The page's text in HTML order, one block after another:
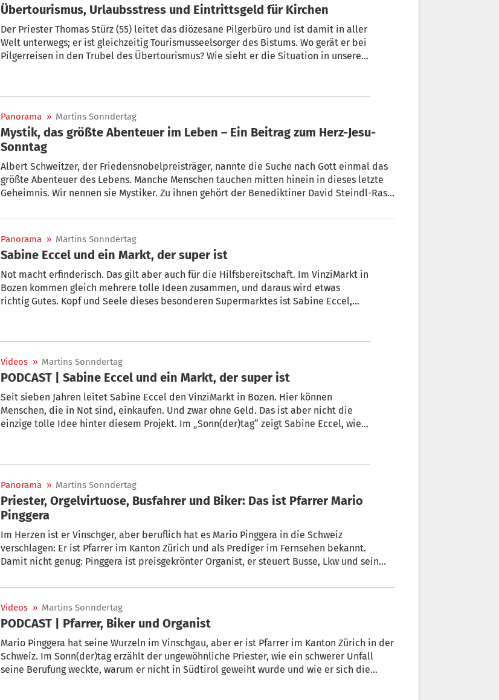
Übertourismus, Urlaubsstress und Eintrittsgeld für Kirchen
Der Priester Thomas Stürz (55) leitet das diözesane Pilgerbüro und ist damit in aller
Welt unterwegs; er ist gleichzeitig Tourismusseelsorger des Bistums. Wo gerät er bei
Pilgerreisen in den Trubel des Übertourismus? Wie sieht er die Situation in unserem
Kirchen hält – etwa von zwölf Euro für den Kölner Dom.
Panorama » Martins Sonndertag
Mystik, das größte Abenteuer im Leben – Ein Beitrag zum Herz-Jesu-
Sonntag
Albert Schweitzer, der Friedensnobelpreisträger, nannte die Suche nach Gott einmal das
größte Abenteuer des Lebens. Manche Menschen tauchen mitten hinein in dieses letzte
Geheimnis. Wir nennen sie Mystiker. Zu ihnen gehört der Benediktiner David Steindl-Rast.
seinem neuesten Werk. Darin zeigt der Mönch die Pfade zur göttlichen Welt. Er schildert
Rituale für jeden Tag und beweist: Jeder von uns besitzt das Zeug zum Mystiker.
Panorama » Martins Sonndertag
Sabine Eccel und ein Markt, der super ist
Not macht erfinderisch. Das gilt aber auch für die Hilfsbereitschaft. Im VinziMarkt in
Bozen kommen gleich mehrere tolle Ideen zusammen, und daraus wird etwas
richtig Gutes. Kopf und Seele dieses besonderen Supermarktes ist Sabine Eccel,
sieben Jahren noch viel Freude an diesem Ehrenamt hat.
Videos » Martins Sonndertag
PODCAST | Sabine Eccel und ein Markt, der super ist
Seit sieben Jahren leitet Sabine Eccel den VinziMarkt in Bozen. Hier können
Menschen, die in Not sind, einkaufen. Und zwar ohne Geld. Das ist aber nicht die
einzige tolle Idee hinter diesem Projekt. Im „Sonn(der)tag“ zeigt Sabine Eccel, wie
Panorama » Martins Sonndertag
Priester, Orgelvirtuose, Busfahrer und Biker: Das ist Pfarrer Mario
Pinggera
Im Herzen ist er Vinschger, aber beruflich hat es Mario Pinggera in die Schweiz
verschlagen: Er ist Pfarrer im Kanton Zürich und als Prediger im Fernsehen bekannt.
Damit nicht genug: Pinggera ist preisgekrönter Organist, er steuert Busse, Lkw und sein
Berufung weckte und warum in Sulden die Entscheidung fiel, sich nicht in Südtirol zum
Priester weihen zu lassen.
Videos » Martins Sonndertag
PODCAST | Pfarrer, Biker und Organist
Mario Pinggera hat seine Wurzeln im Vinschgau, aber er ist Pfarrer im Kanton Zürich in der
Schweiz. Im Sonn(der)tag erzählt der ungewöhnliche Priester, wie ein schwerer Unfall
seine Berufung weckte, warum er nicht in Südtirol geweiht wurde und wie er sich die